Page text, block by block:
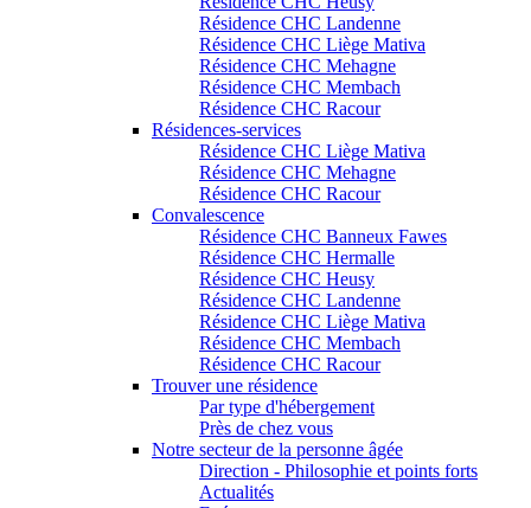
Résidence CHC Landenne
Résidence CHC Liège Mativa
Résidence CHC Mehagne
Résidence CHC Membach
Résidence CHC Racour
Résidences-services
Résidence CHC Liège Mativa
Résidence CHC Mehagne
Résidence CHC Racour
Convalescence
Résidence CHC Banneux Fawes
Résidence CHC Hermalle
Résidence CHC Heusy
Résidence CHC Landenne
Résidence CHC Liège Mativa
Résidence CHC Membach
Résidence CHC Racour
Trouver une résidence
Par type d'hébergement
Près de chez vous
Notre secteur de la personne âgée
Direction - Philosophie et points forts
Actualités